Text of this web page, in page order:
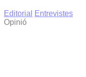
Editorial
Entrevistes
Opinió